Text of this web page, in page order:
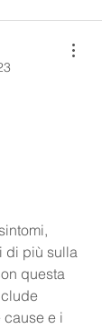
di più sulla
questa
cause e i